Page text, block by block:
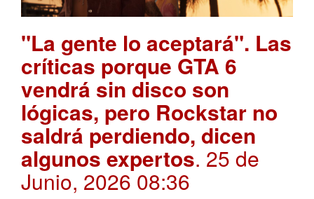
"La gente lo aceptará". Las
críticas porque GTA 6
vendrá sin disco son
lógicas, pero Rockstar no
saldrá perdiendo, dicen
algunos expertos. 25 de
Junio, 2026 08:36